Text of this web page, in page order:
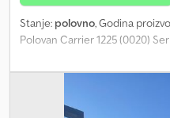
Stanje: polovno, Godina
Polovan Carrier 1225 (0020)
Dedpezkcptjfx Abkock (0040)
Pneumatska kočnica (0060)